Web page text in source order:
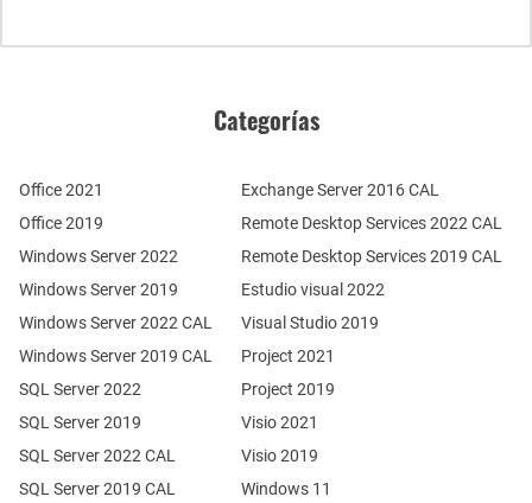
Categorías
Office 2021
Office 2019
Windows Server 2022
Windows Server 2019
SQL Server 2022
SQL Server 2019
Windows Server 2022 CAL
Windows Server 2019 CAL
SQL Server 2022 CAL
SQL Server 2019 CAL
Remote Desktop Services 2022 CAL
Remote Desktop Services 2019 CAL
Exchange Server 2016 CAL
Estudio visual 2022
Visual Studio 2019
Project 2021
Project 2019
Visio 2021
Visio 2019
Windows 11